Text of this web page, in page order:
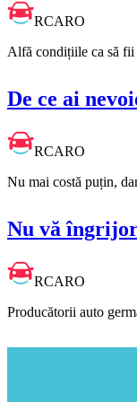
RCARO
Alfă condițiile ca să fii
De ce ai
RCARO
Nu mai costă puțin,
Nu vă
RCARO
Producătorii auto